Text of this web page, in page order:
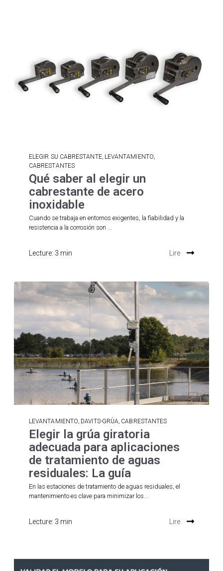
ELEGIR SU CABRESTANTE, LEVANTAMIENTO
CABRESTANTES
Qué saber al elegir un
cabrestante de acero
inoxidable
Cuando se trabaja en entornos exigentes, la fiabilidad y la
resistencia a la corrosión son ...
Lecture: 3 min Lire
LEVANTAMIENTO DAVITS-GRÙA CABRESTANTES
Elegir la grúa giratoria
adecuada para aplicaciones
de tratamiento de aguas
residuales: La guía
En las estaciones de tratamiento de aguas residuales, el
mantenimiento es clave para minimizar los...
Lecture: 3 min Lire